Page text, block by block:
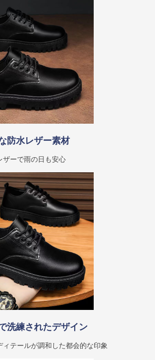
防水レザー素材
ザーで雨の日も安心
洗練されたデザイン
テールが調和した都会的な印象